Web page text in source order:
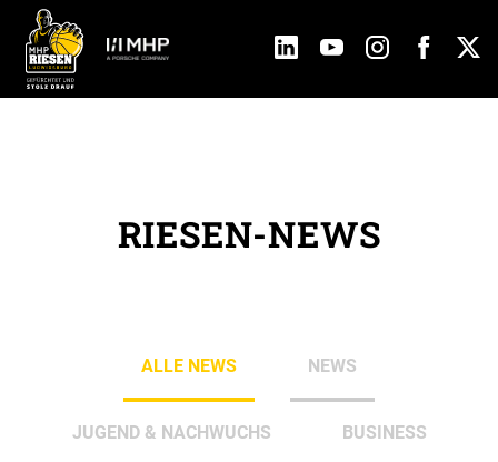
RIESEN-NEWS
ALLE NEWS NEWS
JUGEND & NACHWUCHS BUSINESS